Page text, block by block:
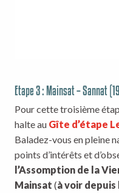
Etape 3 : Mainsat – Sannat
Pour cette troisième
halte au Gîte d’étape
Baladez-vous en pleine
points d’intérêts et
l’Assomption de la
Mainsat (à voir depuis